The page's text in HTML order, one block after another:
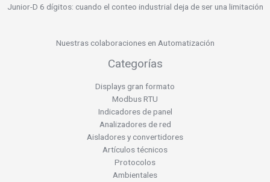
Junior-D 6 dígitos: cuando el conteo industrial deja de ser una limitación
Nuestras colaboraciones en Automatización
Categorías
Displays gran formato
Modbus RTU
Indicadores de panel
Analizadores de red
Aisladores y convertidores
Artículos técnicos
Protocolos
Ambientales